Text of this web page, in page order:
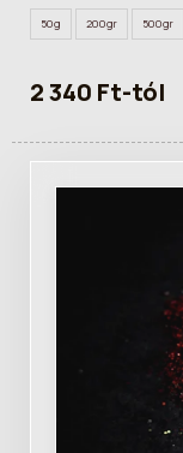
50g 200gr 500gr
2 340 Ft-tól